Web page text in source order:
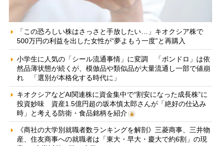
「この恐ろしい株はさっさと手放したい…」キオクシア株で
500万円の利益を出した女性が“夢よもう一度”と再購入
小学生に人気の「シール流通事情」に変調 「ボンドロ」は依
然品薄状態が続くが、模倣品や類似品が大量流通し一部で値崩
れ 「選別が本格化する時代に」
キオクシアなどAI関連株に資金集中で“割安になった成長株”に
投資妙味 資産1.5億円超の坂本慎太郎さんが「絶好の仕込み
時」と考える防衛・食品銘柄を紹介
《商社の大学別就職者数ランキングを解剖》三菱商事、三井物
産、住友商事への就職者は「東大・早大・慶大で約6割」の現